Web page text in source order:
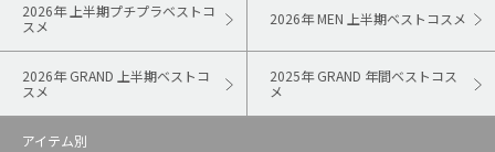
2026年 上半期プチプラベストコ
スメ
2026年 MEN 上半期ベストコスメ
2026年 GRAND 上半期ベストコ
スメ
2025年 GRAND 年間ベストコス
メ
アイテム別